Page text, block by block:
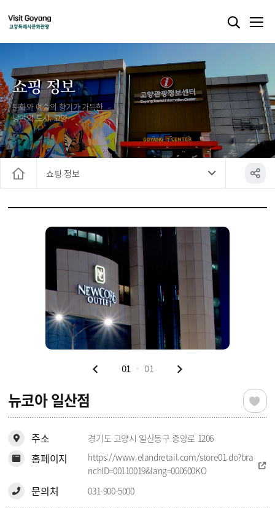
쇼핑 정보
문화와 예술의 향기가 가득한
낭만의 도시, 고양
쇼핑 정보
01 01
뉴코아 일산점
주소 경기도 고양시 일산동구 중앙로 1206
홈페이지
https://www.elandretail.com/store01.do?bra
nchID=00110019&lang=000600KO
문의처 031-900-5000